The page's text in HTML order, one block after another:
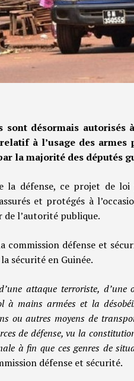
sont désormais autorisés
à l’usage des armes
la majorité des députés
la défense, ce projet de
et protégés à
de l’autorité publique.
commission défense et
sécurité en Guinée.
attaque terroriste,
à mains armées et la
ou autres moyens de
de défense, vu la
à fin que ces genres de
défense et sécurité.